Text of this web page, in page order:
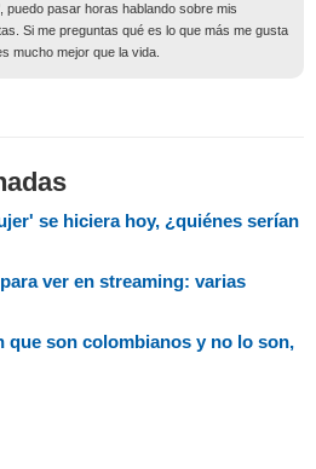
puedo pasar horas hablando sobre mis
Si me preguntas qué es lo que más me gusta
mucho mejor que la vida.
se hiciera hoy, ¿quiénes serían
ver en streaming: varias
que son colombianos y no lo son,